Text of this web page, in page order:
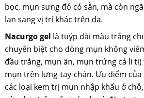
bọc, mụn sưng đỏ có sẵn, mà còn
lan sang vị trí khác trên da.
Nacurgo gel là tuýp dài màu trắng
chuyên biệt cho dòng mụn không
đầu trắng, mụn ẩn, mụn trứng cá li ti)
mụn trên lưng-tay-chân. Ưu điểm của
các loại kem trị mụn nhập khẩu ở